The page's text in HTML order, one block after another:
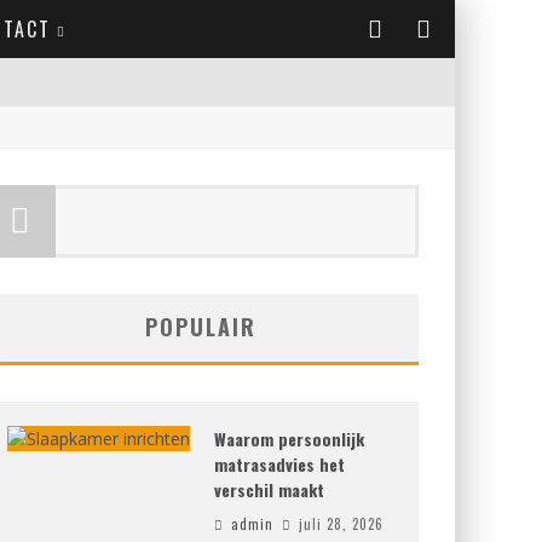
POPULAIR
Waarom persoonlijk
matrasadvies het
verschil maakt
admin juli 28, 2026